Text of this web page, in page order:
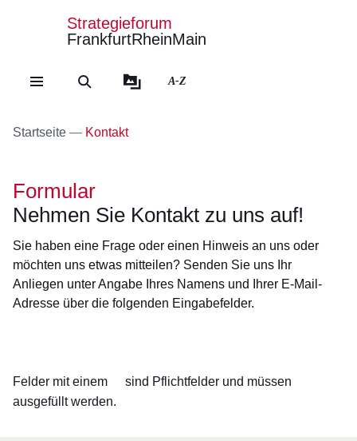
Direkt zum Kopf der
Direkt zum Inhalt
Direkt zum Fuß der
Strategieforum
FrankfurtRheinMain
A-Z
Startseite Kontakt
Formular
Nehmen Sie Kontakt zu uns auf!
Sie haben eine Frage oder einen Hinweis an uns oder
möchten uns etwas mitteilen? Senden Sie uns Ihr
Anliegen unter Angabe Ihres Namens und Ihrer E-Mail-
Adresse über die folgenden Eingabefelder.
Felder mit einem
sind Pflichtfelder und müssen
ausgefüllt werden.